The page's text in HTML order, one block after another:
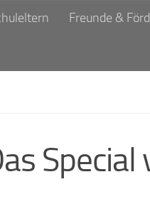
Freunde &